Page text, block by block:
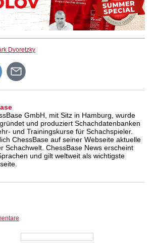
Dvoretzky
GmbH, mit Sitz in Hamburg, wurde
und produziert Schachdatenbanken
und Trainingskurse für Schachspieler.
ChessBase auf seiner Webseite aktuelle
Schachwelt. ChessBase News erscheint
und gilt weltweit als wichtigste